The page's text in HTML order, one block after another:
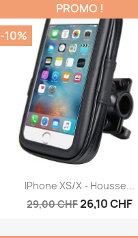
Aperçu rapide
IPhone XS/X - Housse...
29,00 CHF26,10 CHF
PROMO !
-10%